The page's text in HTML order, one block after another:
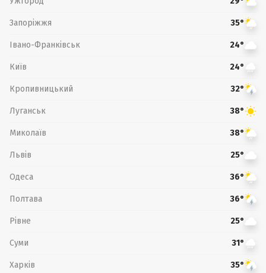
Запоріжжя 35°
Івано-Франківськ 24°
Київ 24°
Кропивницький 32°
Луганськ 38°
Миколаїв 38°
Львів 25°
Одеса 36°
Полтава 36°
Рівне 25°
Суми 31°
Харків 35°